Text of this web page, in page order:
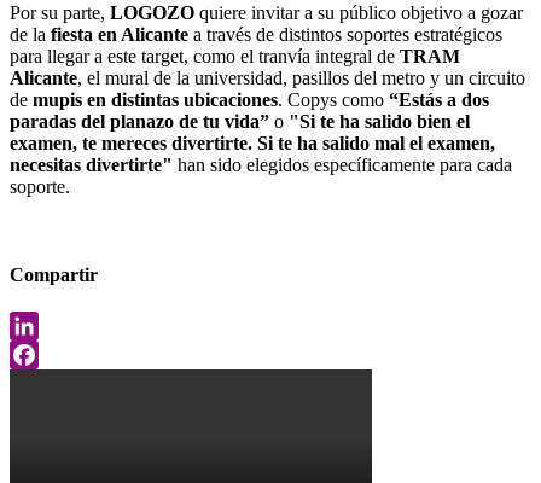
Por su parte, LOGOZO quiere invitar a su público objetivo a gozar
de la fiesta en Alicante a través de distintos soportes estratégicos
para llegar a este target, como el tranvía integral de TRAM
Alicante, el mural de la universidad, pasillos del metro y un circuito
de mupis en distintas ubicaciones. Copys como “Estás a dos
paradas del planazo de tu vida” o "Si te ha salido bien el
examen, te mereces divertirte. Si te ha salido mal el examen,
necesitas divertirte" han sido elegidos específicamente para cada
soporte.
Compartir
LinkedIn